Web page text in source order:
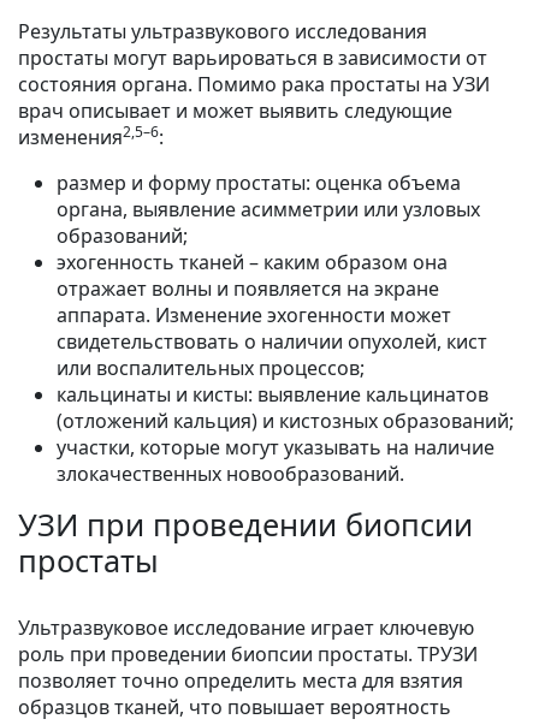
Результаты ультразвукового исследования
простаты могут варьироваться в зависимости от
состояния органа. Помимо рака простаты на УЗИ
врач описывает и может выявить следующие
изменения2,5–6:
размер и форму простаты: оценка объема
органа, выявление асимметрии или узловых
образований;
эхогенность тканей – каким образом она
отражает волны и появляется на экране
аппарата. Изменение эхогенности может
свидетельствовать о наличии опухолей, кист
или воспалительных процессов;
кальцинаты и кисты: выявление кальцинатов
(отложений кальция) и кистозных образований;
участки, которые могут указывать на наличие
злокачественных новообразований.
УЗИ при проведении биопсии
простаты
Ультразвуковое исследование играет ключевую
роль при проведении биопсии простаты. ТРУЗИ
позволяет точно определить места для взятия
образцов тканей, что повышает вероятность